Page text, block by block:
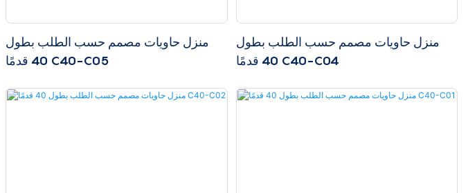
منزل حاويات مصمم حسب الطلب بطول
40 قدمًا C40-C05
منزل حاويات مصمم حسب الطلب بطول
40 قدمًا C40-C04